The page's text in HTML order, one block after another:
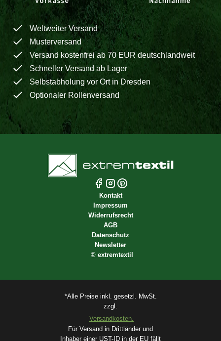
Weltweiter Versand
Musterversand
Versand kostenfrei ab 70 EUR deutschlandweit
Schneller Versand ab Lager
Selbstabholung vor Ort in Dresden
Optionaler Rollenversand
Kontakt
Impressum
Widerrufsrecht
AGB
Datenschutz
Newsletter
© extremtextil
*Alle Preise inkl. gesetzl. MwSt.
zzgl.
Versandkosten.
Für Versand in Drittländer und
Inhaber einer UST-ID in der EU fällt